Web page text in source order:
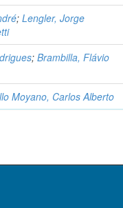
;Lengler, Jorge
;Brambilla, Flávio
Moyano, Carlos Alberto